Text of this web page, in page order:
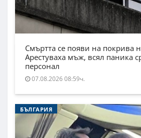
Смъртта се появи на покрива
Арестуваха мъж, всял паника
персонал
07.08.2026 08:59ч.
БЪЛГАРИЯ